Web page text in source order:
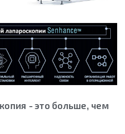
- это больше, чем